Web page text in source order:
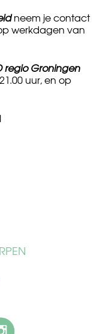
neem je contact
werkdagen van
regio Groningen
uur, en op